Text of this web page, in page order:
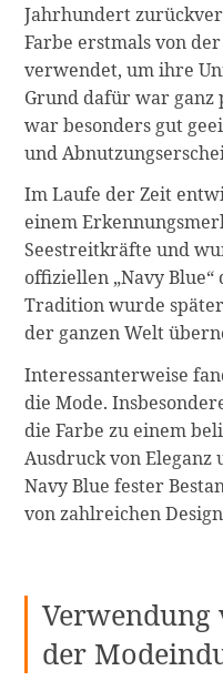
Jahrhundert
Farbe erstmals von
verwendet, um ihre
Grund dafür war ganz
war besonders gut
und
Im Laufe der Zeit
einem
Seestreitkräfte und
offiziellen „Navy Blue“
Tradition wurde
der ganzen Welt
Interessanterweise
die Mode.
die Farbe zu einem
Ausdruck von Eleganz
Navy Blue fester
von zahlreichen
der